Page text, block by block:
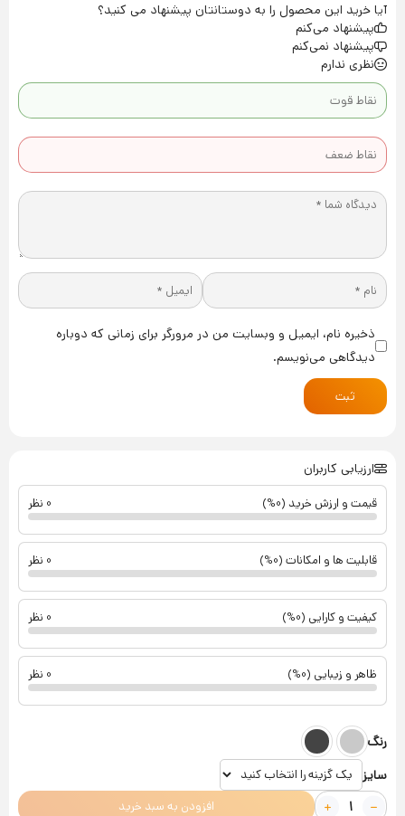
آیا خرید این محصول را به دوستانتان پیشنهاد می کنید؟
پیشنهاد می‌کنم
پیشنهاد نمی‌کنم
نظری ندارم
ذخیره نام، ایمیل و وبسایت من در مرورگر برای زمانی که دوباره
دیدگاهی می‌نویسم.
ثبت
ارزیابی کاربران
قیمت و ارزش خرید (0%) 0 نظر
قابلیت ها و امکانات (0%) 0 نظر
کیفیت و کارایی (0%) 0 نظر
ظاهر و زیبایی (0%) 0 نظر
رنگ
سایز
افزودن به سبد خرید